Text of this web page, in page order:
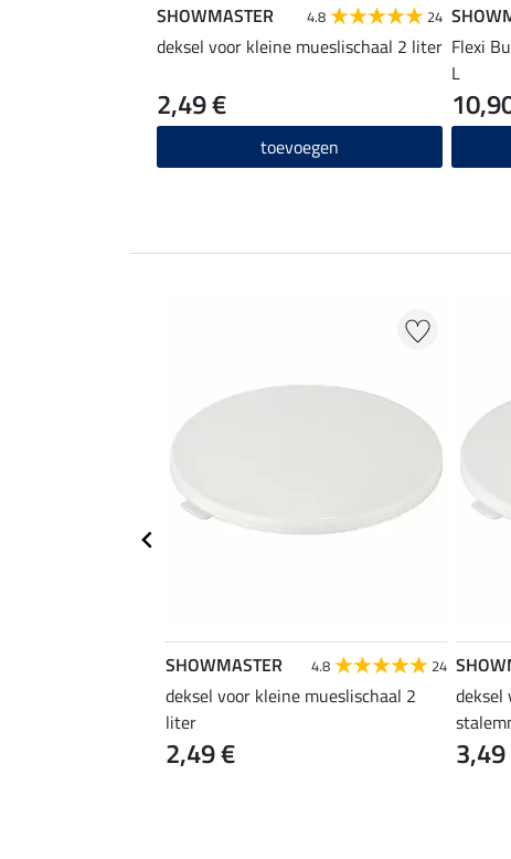
SHOWMASTER 4.8 24
deksel voor kleine mueslischaal 2 liter
2,49 €
toevoegen
Flexi
L
SHOWMASTER 4.8 24
deksel voor kleine mueslischaal 2
liter
2,49 €
deksel